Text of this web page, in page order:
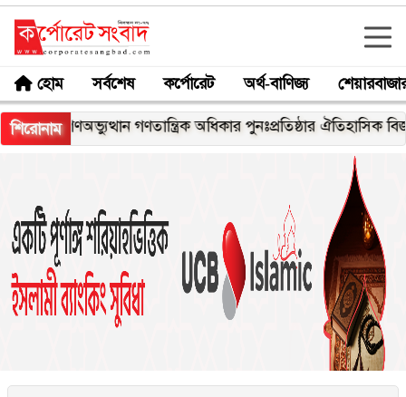
হোম সর্বশেষ কর্পোরেট অর্থ-বাণিজ্য
শিরোনামগণতান্ত্রিক অধিকার পুনঃপ্রতিষ্ঠার ঐতিহাসিক বিজয়: